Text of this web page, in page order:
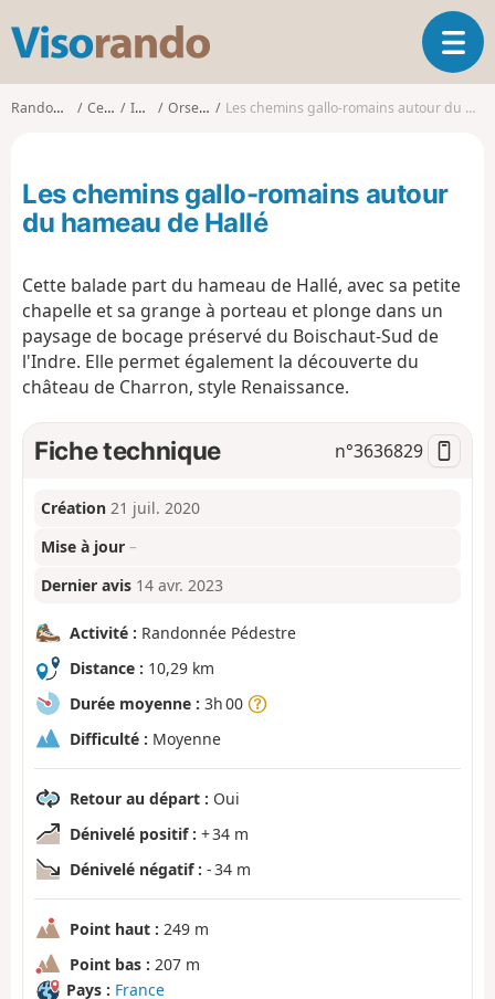
s
o
d
o
O
u
v
o
n
Randonnées Centre Indre Orsennes Les chemins gallo-romains autour du hameau de Hallé
Les chemins gallo-romains autour
du hameau de Hallé
Cette balade part du hameau de Hallé, avec sa petite
chapelle et sa grange à porteau et plonge dans un
paysage de bocage préservé du Boischaut-Sud de
l'Indre. Elle permet également la découverte du
château de Charron, style Renaissance.
Fiche technique n°3636829
Création 21 juil. 2020
Mise à jour –
Dernier avis 14 avr. 2023
Activité : Randonnée Pédestre
Distance : 10,29 km
Durée moyenne : 3h 00
Difficulté : Moyenne
Retour au départ : Oui
Dénivelé positif : + 34 m
Dénivelé négatif : - 34 m
Point haut : 249 m
Point bas : 207 m
Pays : France